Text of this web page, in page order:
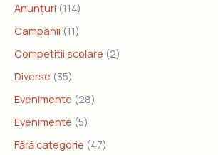
Anunțuri (114)
Campanii (11)
Competitii scolare (2)
Diverse (35)
Evenimente (28)
Evenimente (5)
Fără categorie (47)